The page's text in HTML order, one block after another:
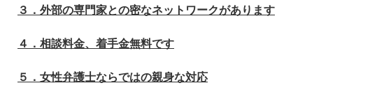
３．外部の専門家との密なネットワークがあります
４．相談料金、着手金無料です
５．女性弁護士ならではの親身な対応